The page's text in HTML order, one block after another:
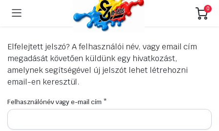
0
Elfelejtett jelszó? A felhasználói név, vagy email cím
megadását követően küldünk egy hivatkozást,
amelynek segítségével új jelszót lehet létrehozni
email-en keresztül.
Felhasználónév vagy e-mail cím *